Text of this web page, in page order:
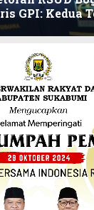
GPI: Kedua